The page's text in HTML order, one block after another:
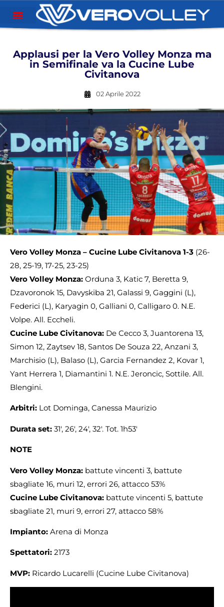
Applausi per la Vero Volley Monza ma
in Semifinale va la Cucine Lube
Civitanova
02 Aprile 2022
Vero Volley Monza – Cucine Lube Civitanova 1-3 (26-
28, 25-19, 17-25, 23-25)
Vero Volley Monza: Orduna 3, Katic 7, Beretta 9,
Dzavoronok 15, Davyskiba 21, Galassi 9, Gaggini (L),
Federici (L), Karyagin 0, Galliani 0, Calligaro 0. N.E.
Volpe. All. Eccheli.
Cucine Lube Civitanova: De Cecco 3, Juantorena 13,
Simon 12, Zaytsev 18, Santos De Souza 22, Anzani 3,
Marchisio (L), Balaso (L), Garcia Fernandez 2, Kovar 1,
Yant Herrera 1, Diamantini 1. N.E. Jeroncic, Sottile. All.
Blengini.
Arbitri: Lot Dominga, Canessa Maurizio
Durata set: 31′, 26′, 24′, 32′. Tot. 1h53′
NOTE
Vero Volley Monza: battute vincenti 3, battute
sbagliate 16, muri 12, errori 26, attacco 53%
Cucine Lube Civitanova: battute vincenti 5, battute
sbagliate 21, muri 9, errori 27, attacco 58%
Impianto: Arena di Monza
Spettatori: 2173
MVP: Ricardo Lucarelli (Cucine Lube Civitanova)